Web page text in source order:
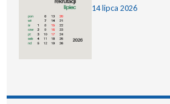
14 lipca 2026